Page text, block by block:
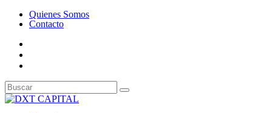
Quienes Somos
Contacto